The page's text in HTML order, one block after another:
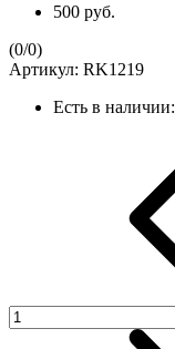
500 руб.
(0/0)
Артикул: RK1219
Есть в наличии: